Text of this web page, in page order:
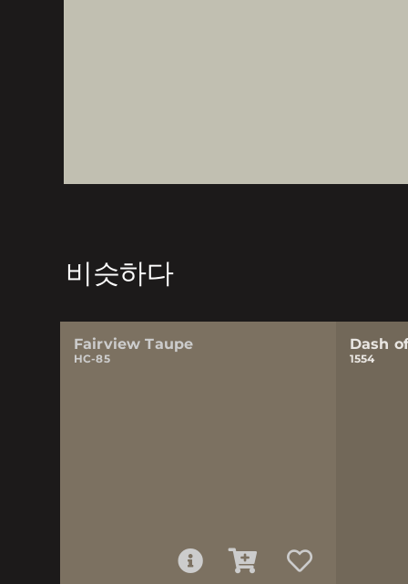
비슷하다
Fairview Taupe
HC-85
Dash
1554